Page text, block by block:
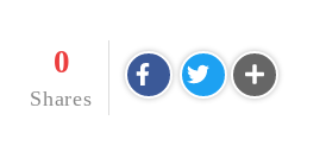
0
Shares